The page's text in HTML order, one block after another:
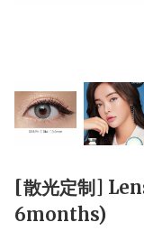
[散光定制]
6months)